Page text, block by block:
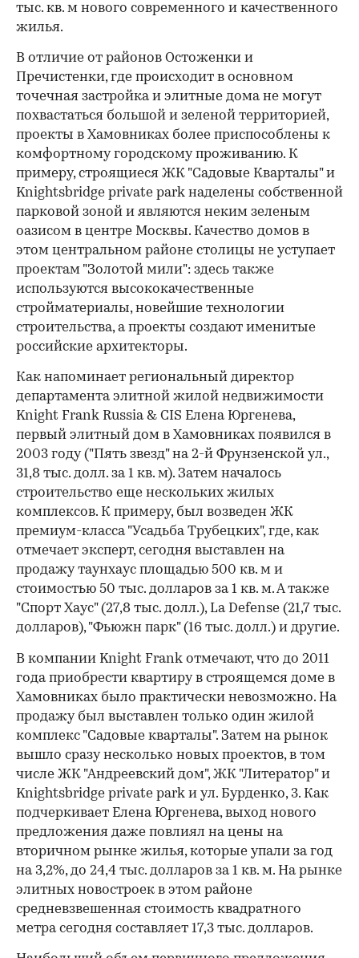
тыс. кв. м нового современного и качественного
жилья.
В отличие от районов Остоженки и
Пречистенки, где происходит в основном
точечная застройка и элитные дома не могут
похвастаться большой и зеленой территорией,
проекты в Хамовниках более приспособлены к
комфортному городскому проживанию. К
примеру, строящиеся ЖК "Садовые Кварталы" и
Knightsbridge private park наделены собственной
парковой зоной и являются неким зеленым
оазисом в центре Москвы. Качество домов в
этом центральном районе столицы не уступает
проектам "Золотой мили": здесь также
используются высококачественные
стройматериалы, новейшие технологии
строительства, а проекты создают именитые
российские архитекторы.
Как напоминает региональный директор
департамента элитной жилой недвижимости
Knight Frank Russia & CIS Елена Юргенева,
первый элитный дом в Хамовниках появился в
2003 году ("Пять звезд" на 2-й Фрунзенской ул.,
31,8 тыс. долл. за 1 кв. м). Затем началось
строительство еще нескольких жилых
комплексов. К примеру, был возведен ЖК
премиум-класса "Усадьба Трубецких", где, как
отмечает эксперт, сегодня выставлен на
продажу таунхаус площадью 500 кв. м и
стоимостью 50 тыс. долларов за 1 кв. м. А также
"Спорт Хаус" (27,8 тыс. долл.), La Defense (21,7 тыс.
долларов), "Фьюжн парк" (16 тыс. долл.) и другие.
00:00 / 00:00
В компании Knight Frank отмечают, что до 2011
года приобрести квартиру в строящемся доме в
Хамовниках было практически невозможно. На
продажу был выставлен только один жилой
комплекс "Садовые кварталы". Затем на рынок
вышло сразу несколько новых проектов, в том
числе ЖК "Андреевский дом", ЖК "Литератор" и
Knightsbridge private park и ул. Бурденко, 3. Как
подчеркивает Елена Юргенева, выход нового
предложения даже повлиял на цены на
вторичном рынке жилья, которые упали за год
на 3,2%, до 24,4 тыс. долларов за 1 кв. м. На рынке
элитных новостроек в этом районе
средневзвешенная стоимость квадратного
метра сегодня составляет 17,3 тыс. долларов.